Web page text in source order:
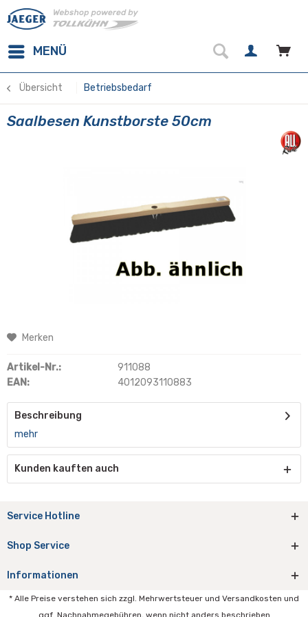
MENÜ
Übersicht Betriebsbedarf
Saalbesen Kunstborste 50cm
Merken
Artikel-Nr.:
911088
EAN:
4012093110883
Beschreibung
mehr
Kunden kauften auch
Service Hotline
Shop Service
Informationen
* Alle Preise verstehen sich zzgl. Mehrwertsteuer und Versandkosten und
ggf. Nachnahmegebühren, wenn nicht anders beschrieben